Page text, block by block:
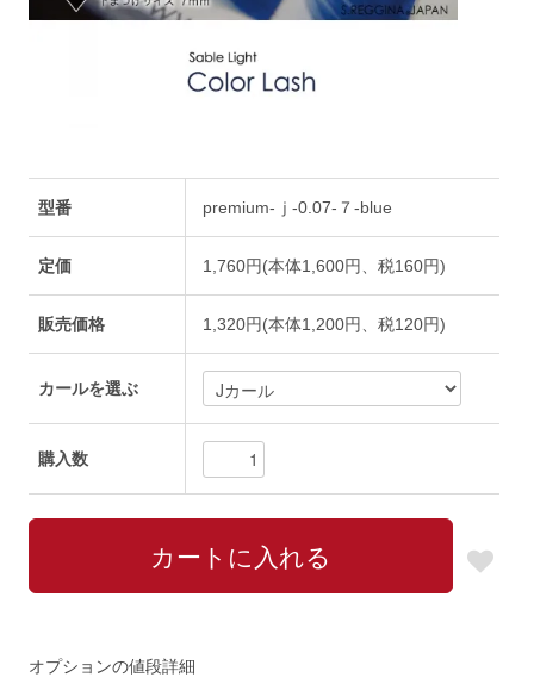
型番 premium-ｊ-0.07-７-blue
定価 1,760円(本体1,600円、税160円)
販売価格 1,320円(本体1,200円、税120円)
カールを選ぶ
購入数
オプションの値段詳細